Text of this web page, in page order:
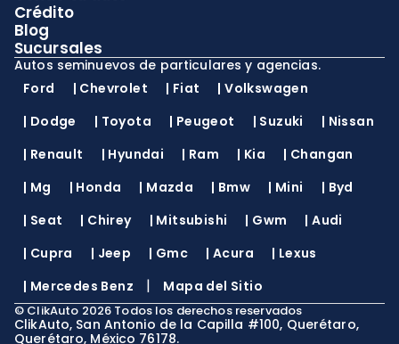
Crédito
Blog
Sucursales
Autos seminuevos de particulares y agencias.
Ford
| Chevrolet | Fiat |Volkswagen
| Dodge | Toyota | Peugeot | Suzuki | Nissan
| Renault | Hyundai | Ram | Kia | Changan
| Mg | Honda | Mazda | Bmw | Mini | Byd
| Seat | Chirey | Mitsubishi | Gwm |Audi
| Cupra | Jeep | Gmc |Acura | Lexus
| Mercedes Benz | Mapa del Sitio
© ClikAuto 2026 Todos los derechos reservados
ClikAuto, San Antonio de la Capilla #100, Querétaro,
Querétaro, México 76178.